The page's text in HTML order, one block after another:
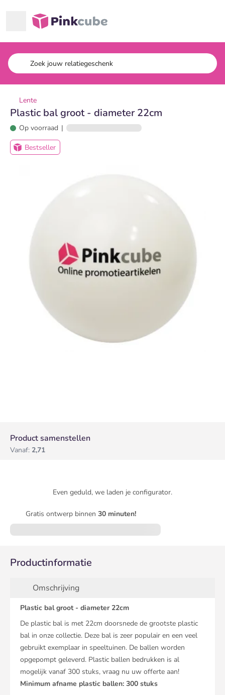
Pinkcube
Lente
Plastic bal groot - diameter 22cm
Op voorraad |
Bestseller
Product samenstellen
Vanaf: 2,71
Even geduld, we laden je configurator.
Gratis ontwerp binnen 30 minuten!
Productinformatie
Omschrijving
Plastic bal groot - diameter 22cm
De plastic bal is met 22cm doorsnede de grootste plastic
bal in onze collectie. Deze bal is zeer populair en een veel
gebruikt exemplaar in speeltuinen. De ballen worden
opgepompt geleverd. Plastic ballen bedrukken is al
mogelijk vanaf 300 stuks, vraag nu uw offerte aan!
Minimum afname plastic ballen: 300 stuks